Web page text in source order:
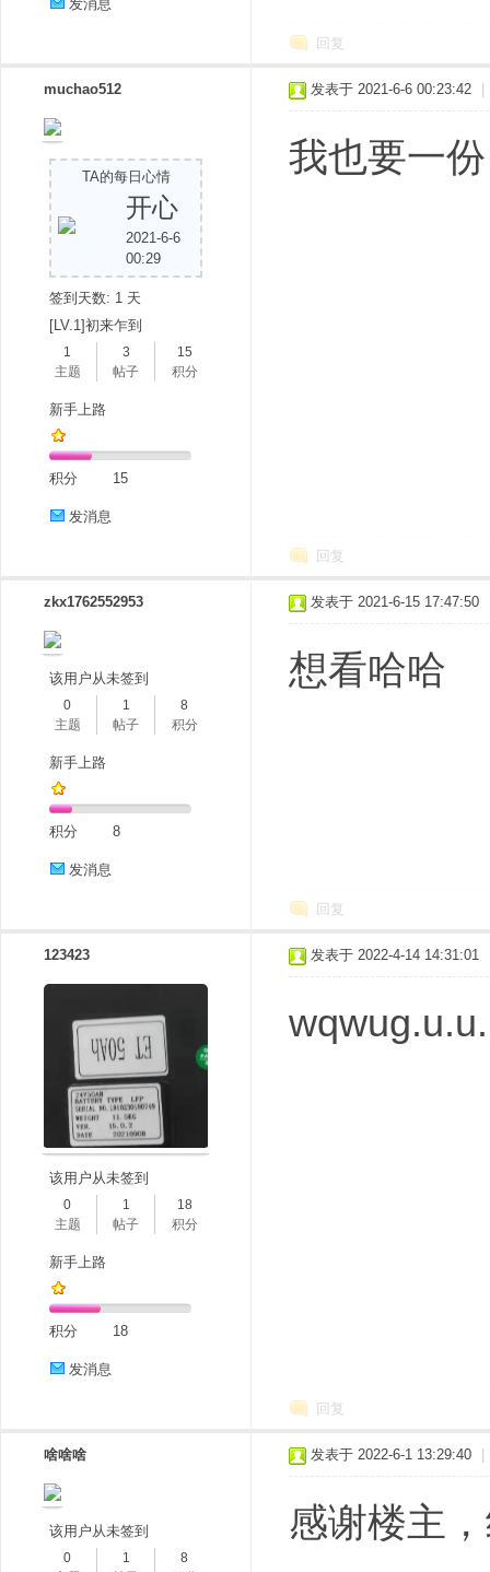
发消息
回复
muchao512
TA的每日心情
开心
2021-6-6
00:29
签到天数: 1 天
[LV.1]初来乍到
1
主题
3
帖子
15
积分
新手上路
积分 15
发消息
发表于 2021-6-6 00:23:42
我也要一份
回复
zkx1762552953
该用户从未签到
0
主题
1
帖子
8
积分
新手上路
积分 8
发消息
发表于 2021-6-15 17:47:50
想看哈哈
回复
123423
该用户从未签到
0
主题
1
帖子
18
积分
新手上路
积分 18
发消息
发表于 2022-4-14 14:31:01
回复
啥啥啥
该用户从未签到
0
1
8
发表于 2022-6-1 13:29:40
感谢楼主